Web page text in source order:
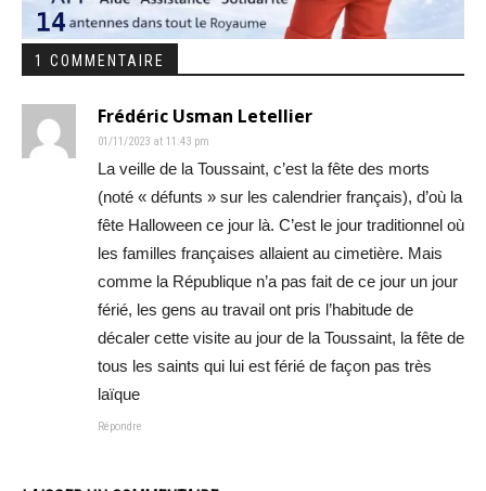
1 COMMENTAIRE
Frédéric Usman Letellier
01/11/2023 at 11:43 pm
La veille de la Toussaint, c’est la fête des morts
(noté « défunts » sur les calendrier français), d’où la
fête Halloween ce jour là. C’est le jour traditionnel où
les familles françaises allaient au cimetière. Mais
comme la République n’a pas fait de ce jour un jour
férié, les gens au travail ont pris l’habitude de
décaler cette visite au jour de la Toussaint, la fête de
tous les saints qui lui est férié de façon pas très
laïque
Répondre